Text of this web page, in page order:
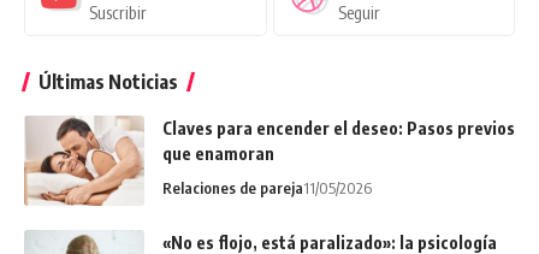
Suscribir Seguir
Últimas Noticias
Claves para encender el deseo: Pasos previos
que enamoran
Relaciones de pareja11/05/2026
«No es flojo, está paralizado»: la psicología